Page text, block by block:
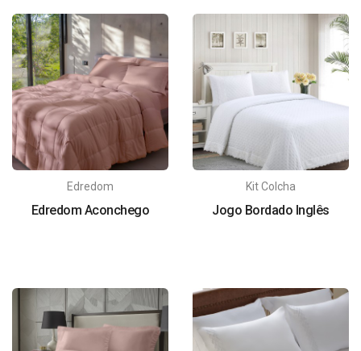
Edredom
Edredom Aconchego
Kit Colcha
Jogo Bordado Inglês